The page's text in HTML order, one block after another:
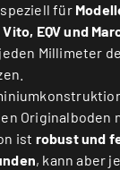
für
EQV und
Millimeter
Originalboden
ist robust und
, kann aber